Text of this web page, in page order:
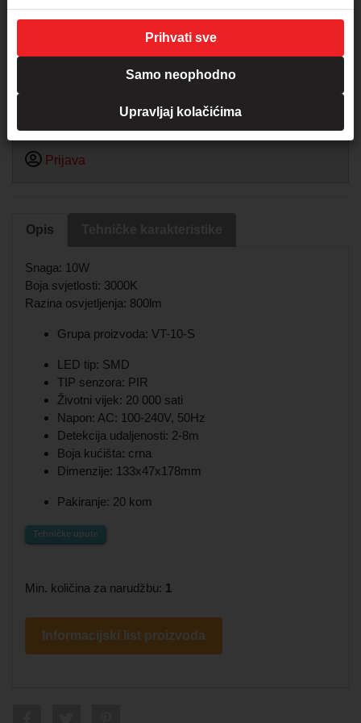
Proizvod je dostupan kroz 10 dana
Registrirajte se za prikaz ili kupnju proizvoda
Prijava
Opis
Snaga: 10W
Boja svjetlosti: 3000K
Razina osvjetljenja: 800lm
Grupa proizvoda: VT-10-S
LED tip: SMD
TIP senzora: PIR
Životni vijek: 20 000 sati
Napon: AC: 100-240V, 50Hz
Detekcija udaljenosti: 2-8m
Boja kućišta: crna
Dimenzije: 133x47x178mm
Pakiranje: 20 kom
Tehničke upute
Min. količina za narudžbu: 1
Informacijski list proizvoda
Prihvati sve
Samo neophodno
Upravljaj kolačićima